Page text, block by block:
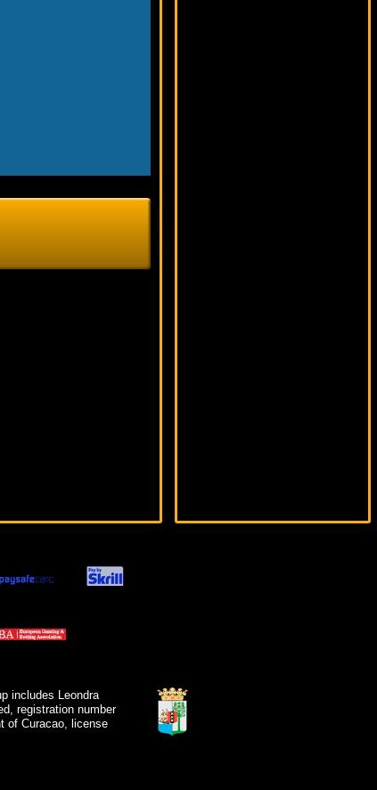
includes Leondra
registration number
of Curacao, license